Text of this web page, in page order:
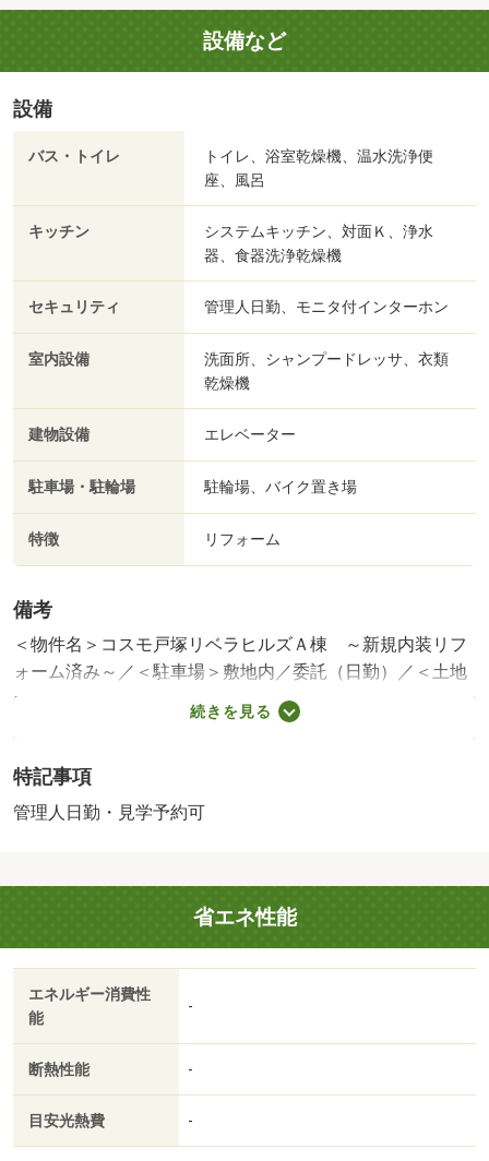
設備など
設備
バス・トイレ
トイレ、浴室乾燥機、温水洗浄便
座、風呂
キッチン
システムキッチン、対面Ｋ、浄水
器、食器洗浄乾燥機
セキュリティ 管理人日勤、モニタ付インターホン
室内設備
洗面所、シャンプードレッサ、衣類
乾燥機
建物設備 エレベーター
駐車場・駐輪場 駐輪場、バイク置き場
特徴 リフォーム
備考
＜物件名＞コスモ戸塚リベラヒルズＡ棟 ～新規内装リフ
ォーム済み～／＜駐車場＞敷地内／委託（日勤）／＜土地
権利＞所有権／＜間取り＞３ＬＤＫ／＜リフォーム＞●リ
フォーム：２０２６年２月完了（水回り設備交換：キッチ
他：ハウスクリーニング）※年月は一番古いリフォーム箇
所を表します／＜用途地域＞準住居あり／＜特徴＞当日の
る・スーパー 徒歩１０分以内・内装リフォーム
販売戸数：1戸／管理費等帯：7790円／修繕積立金帯：
15680円
続きを見る
特記事項
管理人日勤・見学予約可
省エネ性能
エネルギー消費性
能
-
断熱性能 -
目安光熱費 -